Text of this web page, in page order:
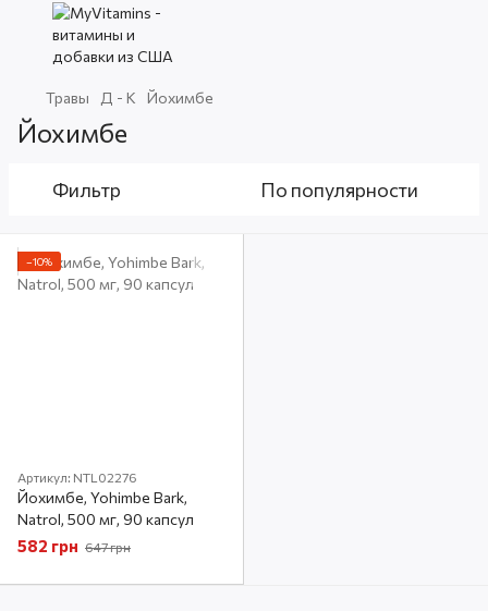
Травы Д - К Йохимбе
Йохимбе
Фильтр По популярности
−10%
Артикул: NTL02276
Йохимбе, Yohimbe Bark,
Natrol, 500 мг, 90 капсул
582 грн 647 грн